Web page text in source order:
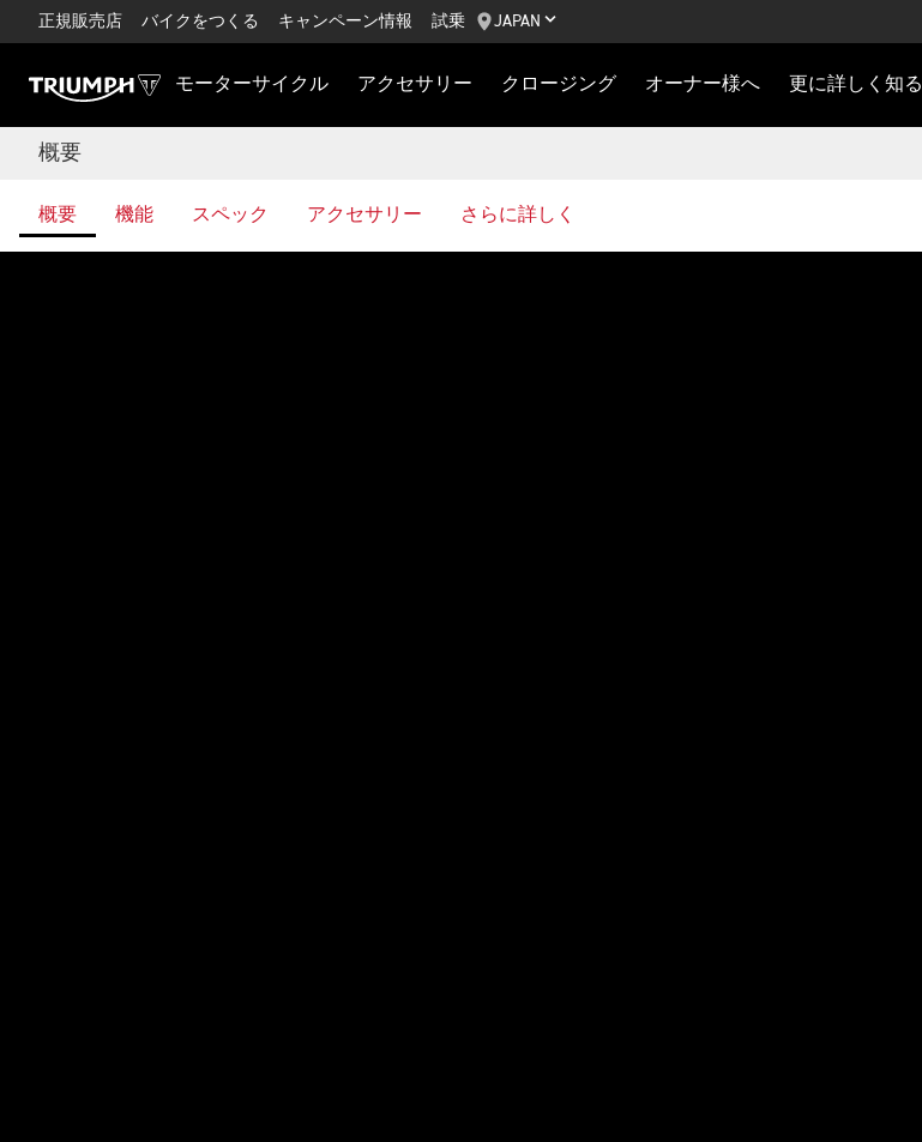
正規販売店 バイクをつくる キャンペーン情報 試乗 JAPAN
モーターサイクル アクセサリー クロージング オーナー様へ 更に詳しく知る
概要
概要 機能 スペック アクセサリー さらに詳しく